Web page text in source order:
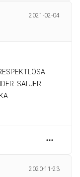
2021-02-04
.SÄLJER
2020-11-23